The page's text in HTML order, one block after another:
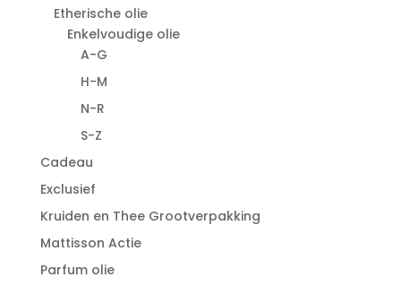
Etherische olie
Enkelvoudige olie
A-G
H-M
N-R
S-Z
Cadeau
Exclusief
Kruiden en Thee Grootverpakking
Mattisson Actie
Parfum olie